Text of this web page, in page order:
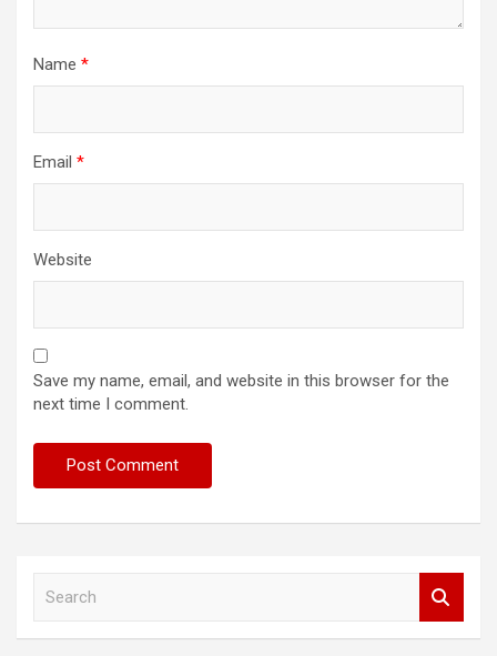
Name *
Email *
Website
Save my name, email, and website in this browser for the
next time I comment.